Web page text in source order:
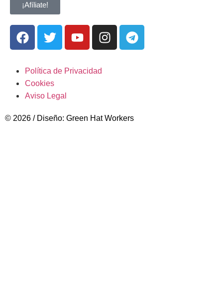
¡Afíliate!
Política de Privacidad
Cookies
Aviso Legal
© 2026 / Diseño: Green Hat Workers